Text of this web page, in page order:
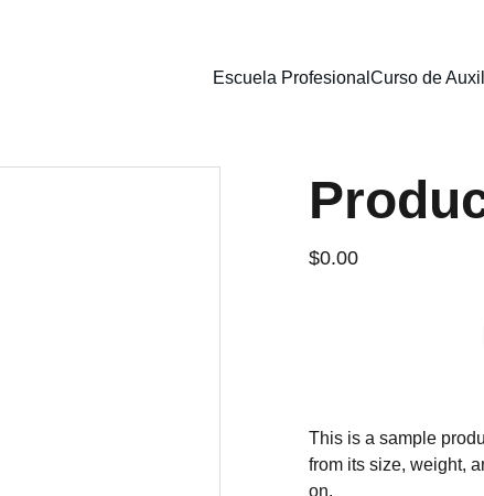
Escuela Profesional Curso de
$0.00
This is a sample
from its size, weight,
on.